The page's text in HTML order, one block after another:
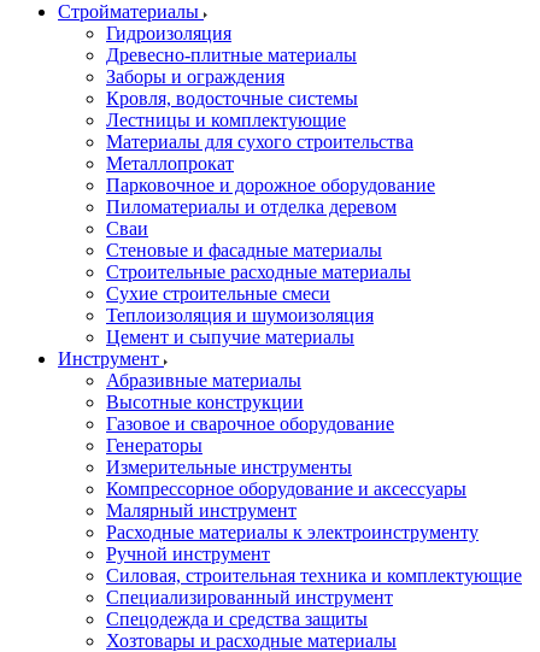
Стройматериалы
Гидроизоляция
Древесно-плитные материалы
Заборы и ограждения
Кровля, водосточные системы
Лестницы и комплектующие
Материалы для сухого строительства
Металлопрокат
Парковочное и дорожное оборудование
Пиломатериалы и отделка деревом
Сваи
Стеновые и фасадные материалы
Строительные расходные материалы
Сухие строительные смеси
Теплоизоляция и шумоизоляция
Цемент и сыпучие материалы
Инструмент
Абразивные материалы
Высотные конструкции
Газовое и сварочное оборудование
Генераторы
Измерительные инструменты
Компрессорное оборудование и аксессуары
Малярный инструмент
Расходные материалы к электроинструменту
Ручной инструмент
Силовая, строительная техника и комплектующие
Специализированный инструмент
Спецодежда и средства защиты
Хозтовары и расходные материалы